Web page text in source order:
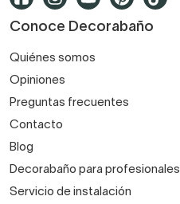
Conoce Decorabaño
Quiénes somos
Opiniones
Preguntas frecuentes
Contacto
Blog
Decorabaño para profesionales
Servicio de instalación